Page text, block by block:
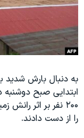
فرهنگ و زندگی
حقوق شهروندی
اقتصادی
اسرائیل در جنگ
گالری عکس
آرشیو پخش زنده
مستندها
انتخابات ریاست جمهوری
حمله جمهوری اسلامی
ورزش زنان در ایران
اعتراضات زن، زندگی،
مجموعه مستندهای
دنبال کنید
زبانهای مختلف
به دنبال بارش شدید
ابتدایی صبح
۲۰۰ نفر بر اثر
را از دست دادند.